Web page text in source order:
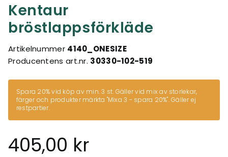
Kentaur
bröstlappsförkläde
Artikelnummer 4140_ONESIZE
Producentens art.nr. 30330-102-519
Spara 20% vid köp av min. 3 st. Gäller vid mix av storlekar,
färger och produkter märkta "Mixa 3 - spara 20%". Gäller ej
restpartier.
405,00 kr